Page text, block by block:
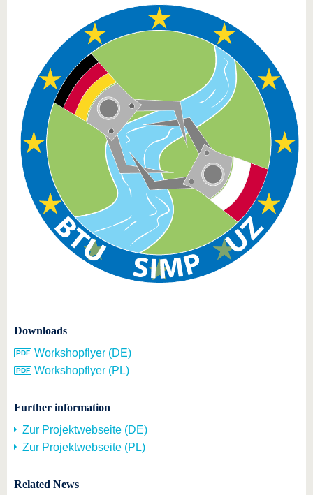
Downloads
Workshopflyer (DE)
Workshopflyer (PL)
Further information
Zur Projektwebseite (DE)
Zur Projektwebseite (PL)
Related News